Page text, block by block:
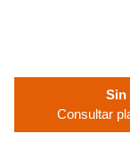
Sin
Consultar